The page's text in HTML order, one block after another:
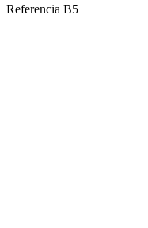
Referencia B5